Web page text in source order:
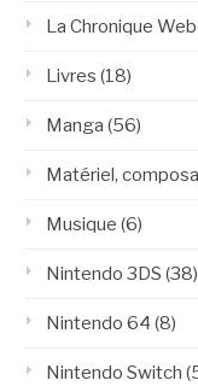
La Chronique
Livres (18)
Manga (56)
Matériel,
Musique (6)
Nintendo 3DS (38)
Nintendo 64 (8)
Nintendo Switch